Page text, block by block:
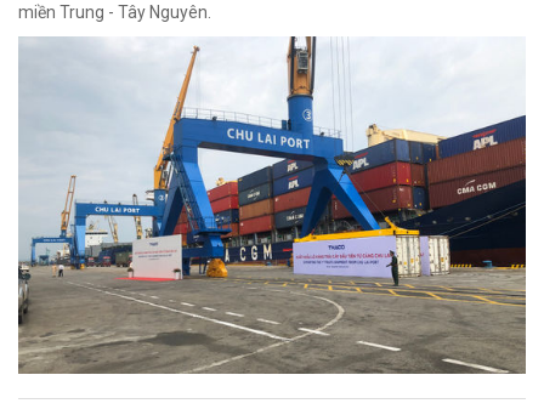
miền Trung - Tây Nguyên.